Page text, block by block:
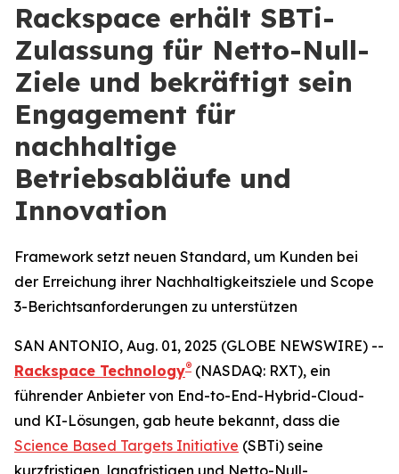
Rackspace erhält SBTi-
Zulassung für Netto-Null-
Ziele und bekräftigt sein
Engagement für
nachhaltige
Betriebsabläufe und
Innovation
Framework setzt neuen Standard, um Kunden bei
der Erreichung ihrer Nachhaltigkeitsziele und Scope
3-Berichtsanforderungen zu unterstützen
SAN ANTONIO, Aug. 01, 2025 (GLOBE NEWSWIRE) --
Rackspace Technology® (NASDAQ: RXT), ein
führender Anbieter von End-to-End-Hybrid-Cloud-
und KI-Lösungen, gab heute bekannt, dass die
Science Based Targets Initiative (SBTi) seine
kurzfristigen, langfristigen und Netto-Null-